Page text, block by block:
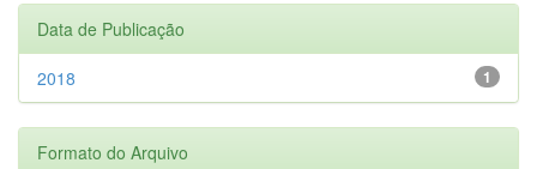
Data de Publicação
1
2018
Formato do Arquivo